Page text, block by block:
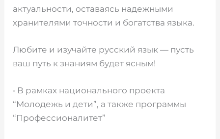
актуальности, оставаясь надежными
хранителями точности и богатства языка.
Любите и изучайте русский язык — пусть
ваш путь к знаниям будет ясным!
• В рамках национального проекта
“Молодежь и дети”, а также программы
“Профессионалитет”